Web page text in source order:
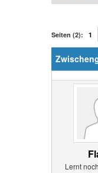
Seiten (2): 1
Lernt